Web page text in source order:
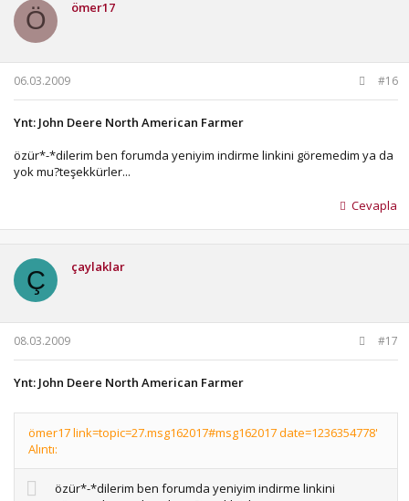
Ö ömer17
06.03.2009 #16
Ynt: John Deere North American Farmer
özür*-*dilerim ben forumda yeniyim indirme linkini göremedim ya da
yok mu?teşekkürler...
Cevapla
Ç çaylaklar
08.03.2009 #17
Ynt: John Deere North American Farmer
ömer17 link=topic=27.msg162017#msg162017 date=1236354778'
Alıntı:
özür*-*dilerim ben forumda yeniyim indirme linkini